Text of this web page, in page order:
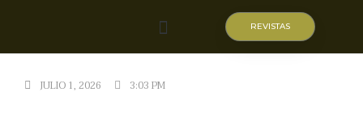
REVISTAS
JULIO 1, 2026 3:03 PM